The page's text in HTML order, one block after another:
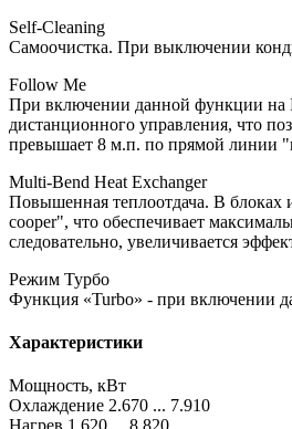
Self-Cleaning
Самоочистка. При выключении
Follow Me
При включении данной функции на
дистанционного управления, что
превышает 8 м.п. по прямой линии
Multi-Bend Heat Exchanger
Повышенная теплоотдача. В блоках
cooper", что обеспечивает
следовательно, увеличивается
Режим Турбо
Функция «Turbo» - при включении
Характеристики
Мощность, кВт
Охлаждение 2.670 ... 7.910
Нагрев 1.620 ... 8.820